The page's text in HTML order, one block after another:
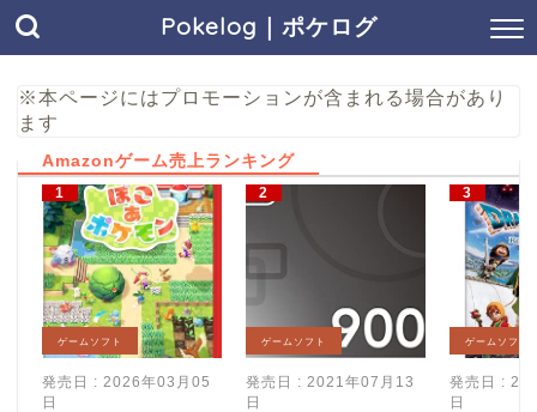
Pokelog｜ポケログ
※本ページにはプロモーションが含まれる場合があり
ます
Amazonゲーム売上ランキング
ゲームソフト
発売日 : 2026年03月05
日
ゲームソフト
発売日 : 2021年07月13
日
ゲームソフト
発売日 :
日